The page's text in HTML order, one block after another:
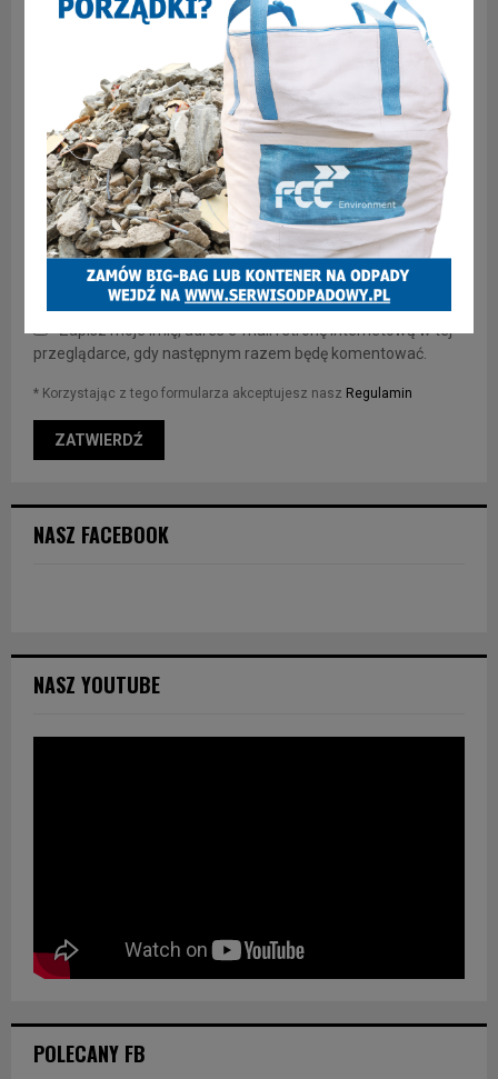
Zapisz moje imię, adres e-mail i stronę internetową w tej
przeglądarce, gdy następnym razem będę komentować.
* Korzystając z tego formularza akceptujesz nasz Regulamin
NASZ FACEBOOK
NASZ YOUTUBE
POLECANY FB